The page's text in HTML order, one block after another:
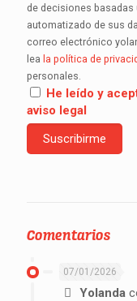
de decisiones
automatizado de sus
correo electrónico
lea la política de
personales.
He leído y
aviso legal
Comentarios
07/01/2026
Yolanda